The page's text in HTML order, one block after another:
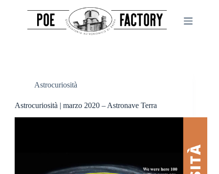
Astrocuriosità
Astrocuriosità | marzo 2020 – Astronave Terra